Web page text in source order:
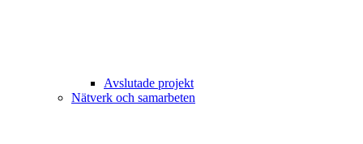
Avslutade projekt
Nätverk och samarbeten